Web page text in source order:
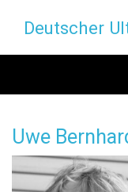
Inhalt
Deutscher
Uwe